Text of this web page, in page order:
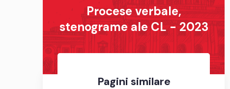
Procese verbale,
stenograme ale CL - 2023
Pagini similare